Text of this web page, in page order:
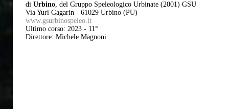
di Urbino, del Gruppo Speleologico Urbinate (2001) GSU
Via Yuri Gagarin - 61029 Urbino (PU)
www.gsurbinospeleo.it
Ultimo corso: 2023 - 11°
Direttore: Michele Magnoni